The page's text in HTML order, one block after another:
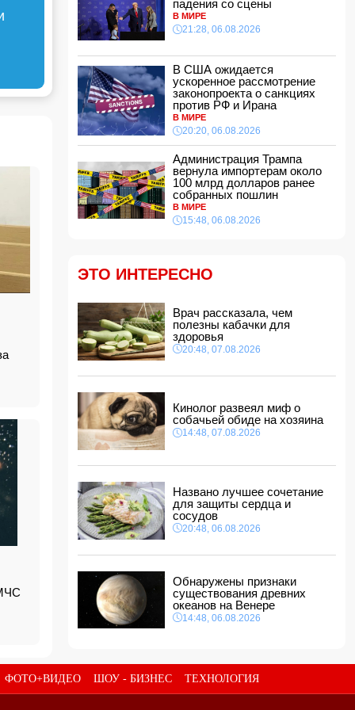
эстетической операции, проведенной
Сеймуром Мамедовым
15:28, 07.08.2026
Алтай Байындыр продолжит карьеру в Ла
Лиге
15:08, 07.08.2026
ВС РФ взяли под контроль Анискино в
Харьковской области
15:00, 07.08.2026
Кинолог развеял миф о собачьей обиде на
хозяина
14:48, 07.08.2026
По делу Arzum 9999 назначена повторная
комплексная экспертиза
14:28, 07.08.2026
На Самира Шарифова возложены новые
полномочия
14:14, 07.08.2026
должности посла
14:10, 07.08.2026
Моуринью в шоке после отказа Родри от
перехода в "Реал"
Ильхам Алиев подписал распоряжения в
связи с двумя дипломатами
14:00, 07.08.2026
Прогноз погоды в Азербайджане на 8 августа
12:48, 07.08.2026
В Азербайджане ищут сотрудников с
зарплатой до 10 000 манатов
12:40, 07.08.2026
падения со сцены
В МИРЕ
21:28, 06.08.2026
В США ожидается
ускоренное рассмотрение
законопроекта о санкциях
против РФ и Ирана
В МИРЕ
20:20, 06.08.2026
Администрация Трампа
вернула импортерам около
100 млрд долларов ранее
собранных пошлин
В МИРЕ
15:48, 06.08.2026
ЭТО ИНТЕРЕСНО
Врач рассказала, чем
полезны кабачки для
здоровья
20:48, 07.08.2026
Кинолог развеял миф о
собачьей обиде на хозяина
14:48, 07.08.2026
Названо лучшее сочетание
для защиты сердца и
сосудов
20:48, 06.08.2026
Обнаружены признаки
существования древних
океанов на Венере
14:48, 06.08.2026
ФОТО+ВИДЕО ШОУ - БИЗНЕС ТЕХНОЛОГИЯ